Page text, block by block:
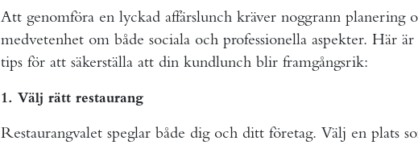
Att genomföra en lyckad affärslunch kräver noggrann planering
medvetenhet om både sociala och professionella aspekter. Här
tips för att säkerställa att din kundlunch blir framgångsrik:
1. Välj rätt restaurang
Restaurangvalet speglar både dig och ditt företag. Välj en plats